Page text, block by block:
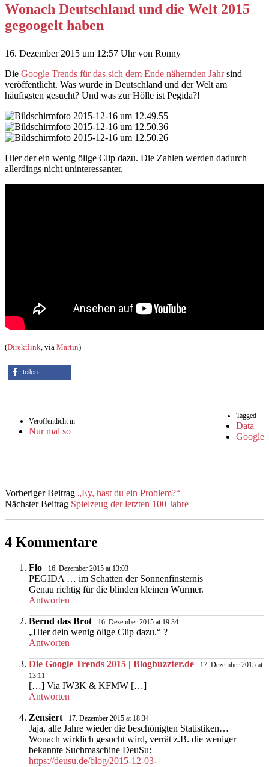
Wonach Deutschland und die Welt 2015
gegoogelt haben
16. Dezember 2015 um 12:57 Uhrvon Ronny
Die Google Trends für das sich dem Ende nähernden Jahrsind
veröffentlicht. Was wurde in Deutschland und der Welt am
häufigsten gesucht? Und was zur Hölle ist Pegida?!
Hier der ein wenig ölige Clip dazu. Die Zahlen werden dadurch
allerdings nicht uninteressanter.
(Direktlink , via Martin)
teilen
Veröffentlicht in
Nur mal so
Tagged
Data
Google
Vorheriger Beitrag „Ey, hast du ein Problem?“
Nächster Beitrag Spielzeug der letzten 100 Jahre
4 Kommentare
Flo 16. Dezember 2015 at 13:03
PEGIDA … im Schatten der Sonnenfinsternis
Genau richtig für die blinden kleinen Würmer.
Antworten
Bernd das Brot 16. Dezember 2015 at 19:34
„Hier dein wenig ölige Clip dazu.“ ?
Antworten
Die Google Trends 2015 | Blogbuzzter.de
17. Dezember 2015 at
13:11
[…] Via IW3K & KFMW […]
Antworten
Zensiert 17. Dezember 2015 at 18:34
Jaja, alle Jahre wieder die beschönigten Statistiken…
Wonach wirklich gesucht wird, verrät z.B. die weniger
bekannte Suchmaschine DeuSu:
https://deusu.de/blog/2015-12-03-